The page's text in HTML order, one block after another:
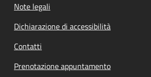
Note legali
Dichiarazione di accessibilità
Contatti
Prenotazione appuntamento